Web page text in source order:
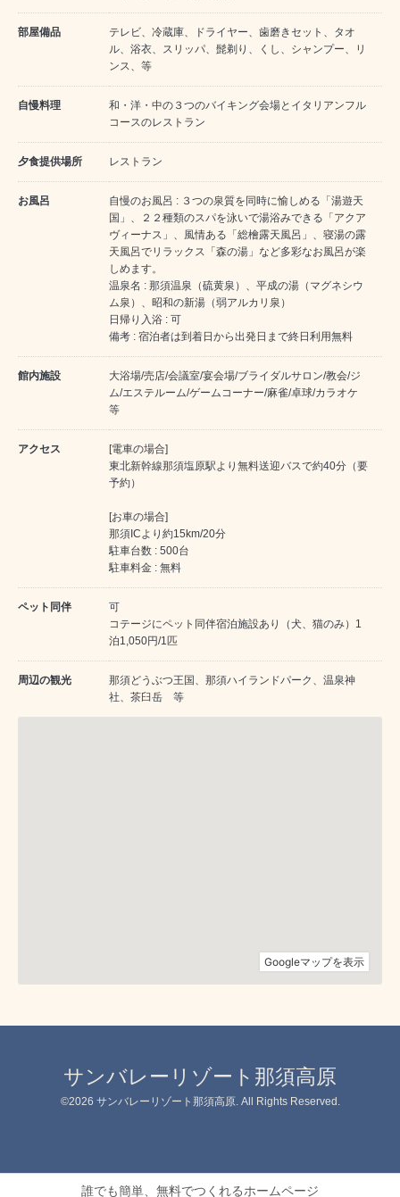
部屋備品
テレビ、冷蔵庫、ドライヤー、歯磨きセット、タオ
ル、浴衣、スリッパ、髭剃り、くし、シャンプー、リ
ンス、等
自慢料理
和・洋・中の３つのバイキング会場とイタリアンフル
コースのレストラン
夕食提供場所 レストラン
お風呂
自慢のお風呂 : ３つの泉質を同時に愉しめる「湯遊天
国」、２２種類のスパを泳いで湯浴みできる「アクア
ヴィーナス」、風情ある「総檜露天風呂」、寝湯の露
天風呂でリラックス「森の湯」など多彩なお風呂が楽
しめます。
温泉名 : 那須温泉（硫黄泉）、平成の湯（マグネシウ
ム泉）、昭和の新湯（弱アルカリ泉）
日帰り入浴 : 可
備考 : 宿泊者は到着日から出発日まで終日利用無料
館内施設
大浴場/売店/会議室/宴会場/ブライダルサロン/教会/ジ
ム/エステルーム/ゲームコーナー/麻雀/卓球/カラオケ
等
アクセス
[電車の場合]
東北新幹線那須塩原駅より無料送迎バスで約40分（要
予約）
[お車の場合]
那須ICより約15km/20分
駐車台数 : 500台
駐車料金 : 無料
ペット同伴
可
コテージにペット同伴宿泊施設あり（犬、猫のみ）1
泊1,050円/1匹
周辺の観光
那須どうぶつ王国、那須ハイランドパーク、温泉神
社、茶臼岳 等
サンバレーリゾート那須高原
©2026 サンバレーリゾート那須高原. All Rights Reserved.
誰でも簡単、無料でつくれるホームページ